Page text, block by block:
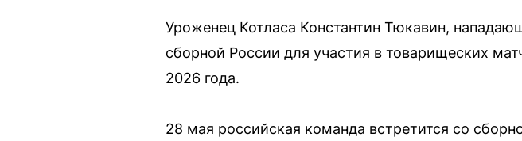
Уроженец Котласа Константин Тюкавин,
сборной России для участия в товарищеских
2026 года.
28 мая российская команда встретится со